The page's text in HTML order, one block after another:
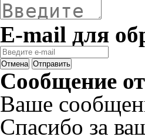
E-mail для
Отмена Отправить
Сообщение
Ваше
Спасибо за